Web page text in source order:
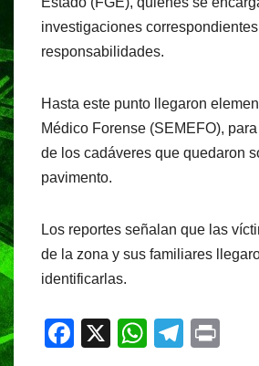
investigaciones
responsabilidades.
Hasta este punto llegaron
Médico Forense (SEMEFO),
de los cadáveres que quedaron
pavimento.
Los reportes señalan que las
de la zona y sus familiares
identificarlas.
F
X
W
T